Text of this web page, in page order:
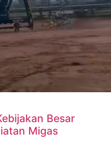
Besar
Migas